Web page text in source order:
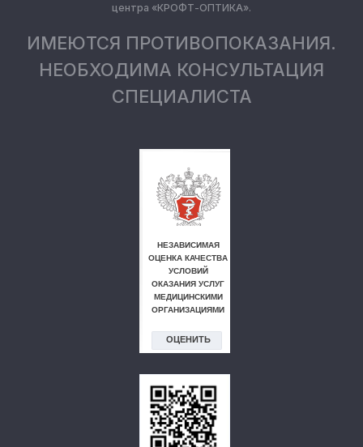
центра «КРОФТ-ОПТИКА».
ИМЕЮТСЯ ПРОТИВОПОКАЗАНИЯ.
НЕОБХОДИМА КОНСУЛЬТАЦИЯ
СПЕЦИАЛИСТА